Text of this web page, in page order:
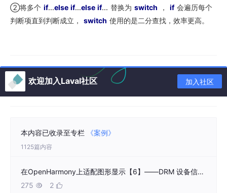
②将多个 if...else if...else if... 替换为 switch ， if 会遍历每个
判断项直到判断成立，
switch 使用的是二分查找，效率更高。
欢迎加入Laval社区 加入社区
本内容已收录至专栏 《案例》
1125篇内容
在OpenHarmony上适配图形显示【6】——DRM 设备信息查询工具drm_info
275  2 